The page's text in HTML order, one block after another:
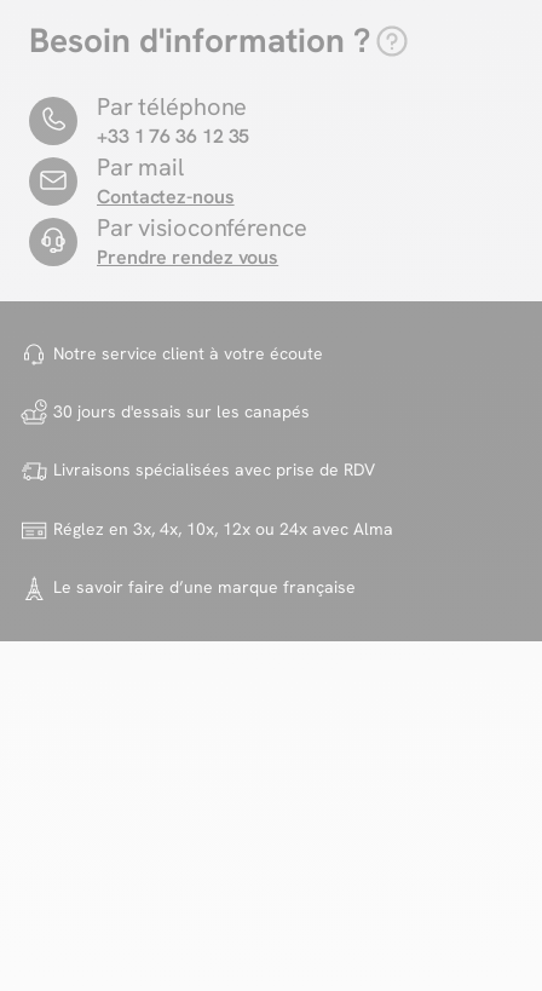
Besoin d'information ?
Par téléphone
+33 1 76 36 12 35
Par mail
Contactez-nous
Par visioconférence
Prendre rendez vous
Notre service client à votre écoute
30 jours d'essais sur les canapés
Livraisons spécialisées avec prise de RDV
Réglez en 3x, 4x, 10x, 12x ou 24x avec Alma
Le savoir faire d’une marque française